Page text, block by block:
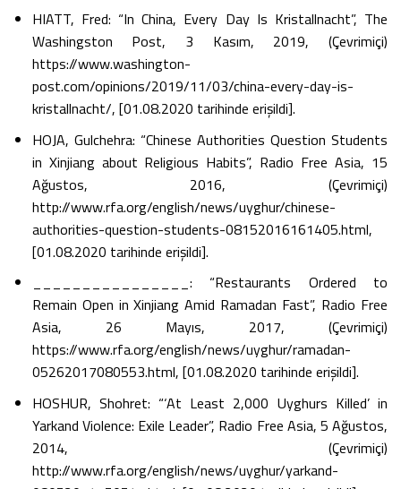
HIATT, Fred: “In China, Every Day Is Kristallnacht”, The
Washingston Post, 3 Kasım, 2019, (Çevrimiçi)
https://www.washington-
post.com/opinions/2019/11/03/china-every-day-is-
kristallnacht/, [01.08.2020 tarihinde erişildi].
HOJA, Gulchehra: “Chinese Authorities Question Students
in Xinjiang about Religious Habits”, Radio Free Asia, 15
Ağustos, 2016, (Çevrimiçi)
http://www.rfa.org/english/news/uyghur/chinese-
authorities-question-students-08152016161405.html,
[01.08.2020 tarihinde erişildi].
________________: “Restaurants Ordered to
Remain Open in Xinjiang Amid Ramadan Fast”, Radio Free
Asia, 26 Mayıs, 2017, (Çevrimiçi)
https://www.rfa.org/english/news/uyghur/ramadan-
05262017080553.html, [01.08.2020 tarihinde erişildi].
HOSHUR, Shohret: “‘At Least 2,000 Uyghurs Killed’ in
Yarkand Violence: Exile Leader”, Radio Free Asia, 5 Ağustos,
2014, (Çevrimiçi)
http://www.rfa.org/english/news/uyghur/yarkand-